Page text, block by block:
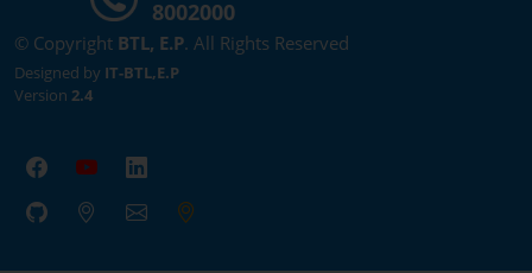
8002000
© Copyright BTL, E.P. All Rights Reserved
Designed by IT-BTL,E.P
Version 2.4